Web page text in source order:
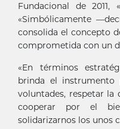
Fundacional de 2011,
«Simbólicamente
consolida el concepto
comprometida con un
«En términos
brinda el instrumento
voluntades, respetar la
cooperar por el
solidarizarnos los unos